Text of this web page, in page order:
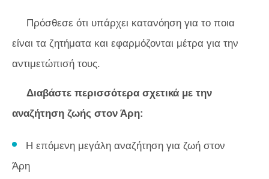
Πρόσθεσε ότι υπάρχει κατανόηση για το ποια
είναι τα ζητήματα και εφαρμόζονται μέτρα για την
αντιμετώπισή τους.
Διαβάστε περισσότερα σχετικά με την
αναζήτηση ζωής στον Άρη:
Η επόμενη μεγάλη αναζήτηση για ζωή στον
Άρη